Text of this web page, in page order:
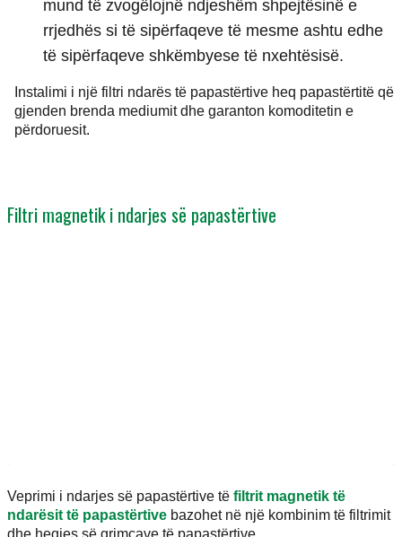
mund të zvogëlojnë ndjeshëm shpejtësinë e
rrjedhës si të sipërfaqeve të mesme ashtu edhe
të sipërfaqeve shkëmbyese të nxehtësisë.
Instalimi i një filtri ndarës të papastërtive heq papastërtitë që
gjenden brenda mediumit dhe garanton komoditetin e
përdoruesit.
Filtri magnetik i ndarjes së papastërtive
Veprimi i ndarjes së papastërtive të filtrit magnetik të
ndarësit të papastërtive bazohet në një kombinim të filtrimit
dhe heqjes së grimcave të papastërtive.